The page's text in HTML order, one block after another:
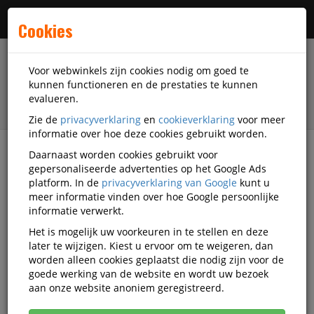
filter
Outlet
DiscountOffice.nl Outlet
Het betreft hier de laatste stuks van een aantal
artikelen in ons magazijn.
Zowel voor de prijs als leverbaarheid geldt OP=OP!
Cookies
Voor webwinkels zijn cookies nodig om goed te
kunnen functioneren en de prestaties te kunnen
evalueren.
Zie de privacyverklaring en cookieverklaring voor meer
informatie over hoe deze cookies gebruikt worden.
Daarnaast worden cookies gebruikt voor
gepersonaliseerde advertenties op het Google Ads
platform. In de privacyverklaring van Google kunt u
meer informatie vinden over hoe Google persoonlijke
informatie verwerkt.
Het is mogelijk uw voorkeuren in te stellen en deze
later te wijzigen. Kiest u ervoor om te weigeren, dan
worden alleen cookies geplaatst die nodig zijn voor de
goede werking van de website en wordt uw bezoek
aan onze website anoniem geregistreerd.